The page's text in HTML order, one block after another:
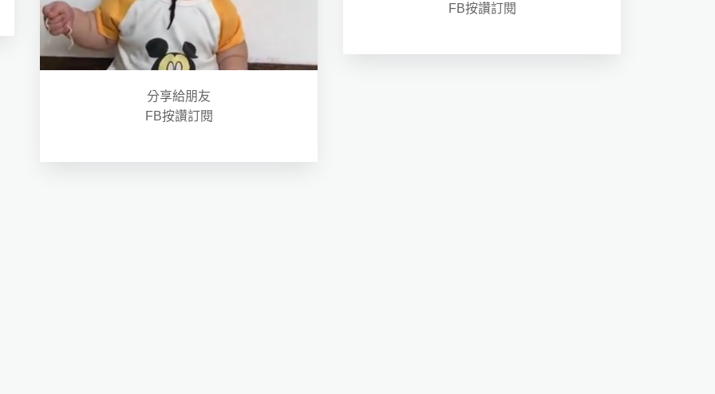
分享給朋友
FB按讚訂閱
FB按讚訂閱